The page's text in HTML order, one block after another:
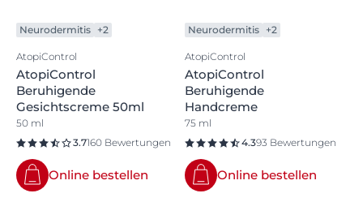
Neurodermitis +2
AtopiControl
AtopiControl
Beruhigende
Gesichtscreme 50ml
50 ml
3.7160 Bewertungen
Online bestellen
Neurodermitis +2
AtopiControl
AtopiControl
Beruhigende
Handcreme
75 ml
4.393 Bewertungen
Online bestellen